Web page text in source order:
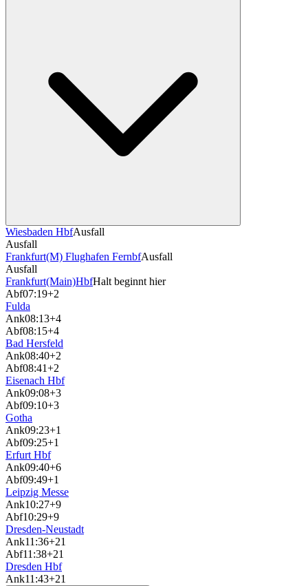
Wiesbaden HbfAusfall
Ausfall
Frankfurt(M) Flughafen FernbfAusfall
Ausfall
Frankfurt(Main)HbfHalt beginnt hier
Abf07:19+2
Fulda
Ank08:13+4
Abf08:15+4
Bad Hersfeld
Ank08:40+2
Abf08:41+2
Eisenach Hbf
Ank09:08+3
Abf09:10+3
Gotha
Ank09:23+1
Abf09:25+1
Erfurt Hbf
Ank09:40+6
Abf09:49+1
Leipzig Messe
Ank10:27+9
Abf10:29+9
Dresden-Neustadt
Ank11:36+21
Abf11:38+21
Dresden Hbf
Ank11:43+21